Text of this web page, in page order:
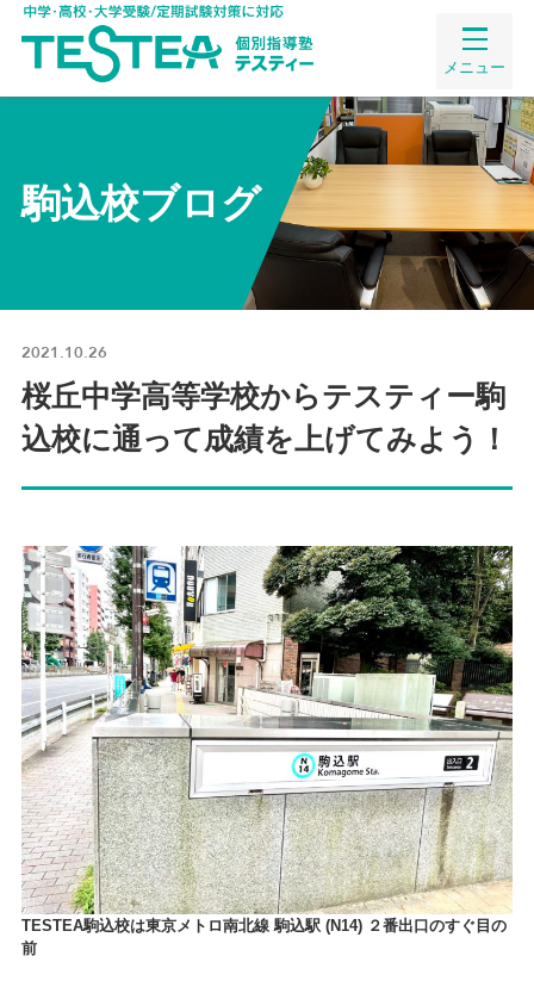
メニュー
駒込校ブログ
2021.10.26
桜丘中学高等学校からテスティー駒
込校に通って成績を上げてみよう！
TESTEA駒込校は東京メトロ南北線 駒込駅 (N14) ２番出口のすぐ目の
前